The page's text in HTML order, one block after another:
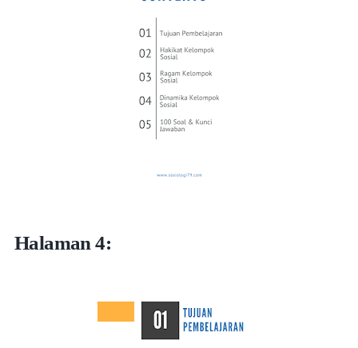
Halaman 4: